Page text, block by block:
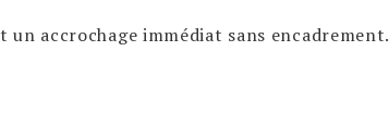
accrochage immédiat sans encadrement.